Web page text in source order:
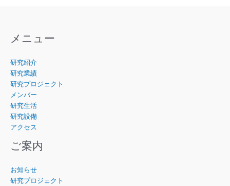
メニュー
研究紹介
研究業績
研究プロジェクト
メンバー
研究生活
研究設備
アクセス
ご案内
お知らせ
研究プロジェクト